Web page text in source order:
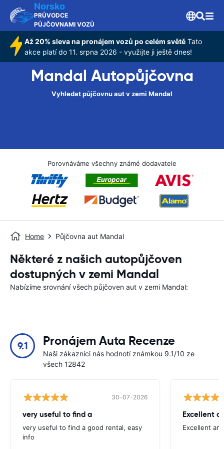
Norsko
PRŮVODCE
PŮJČOVNAMI VOZŮ
Až 20% sleva na pronájem vozů po celém světě Tato
akce platí do 11. srpna 2026 - využijte ji ještě dnes!
Mandal Autopůjčovna
Vyhledat půjčovnu aut v zemi Mandal
Porovnáváme všechny známé dodavatele
Home Půjčovna aut Mandal
Některé z našich autopůjčoven
dostupných v zemi Mandal
Nabízíme srovnání všech půjčoven aut v zemi Mandal:
9.1 Pronájem Auta Recenze
Naši zákazníci nás hodnotí známkou 9.1/10 ze
všech 12842
30-07-2026
very useful to find a
very useful to find a good rental, easy
info
Excellent
Excellent